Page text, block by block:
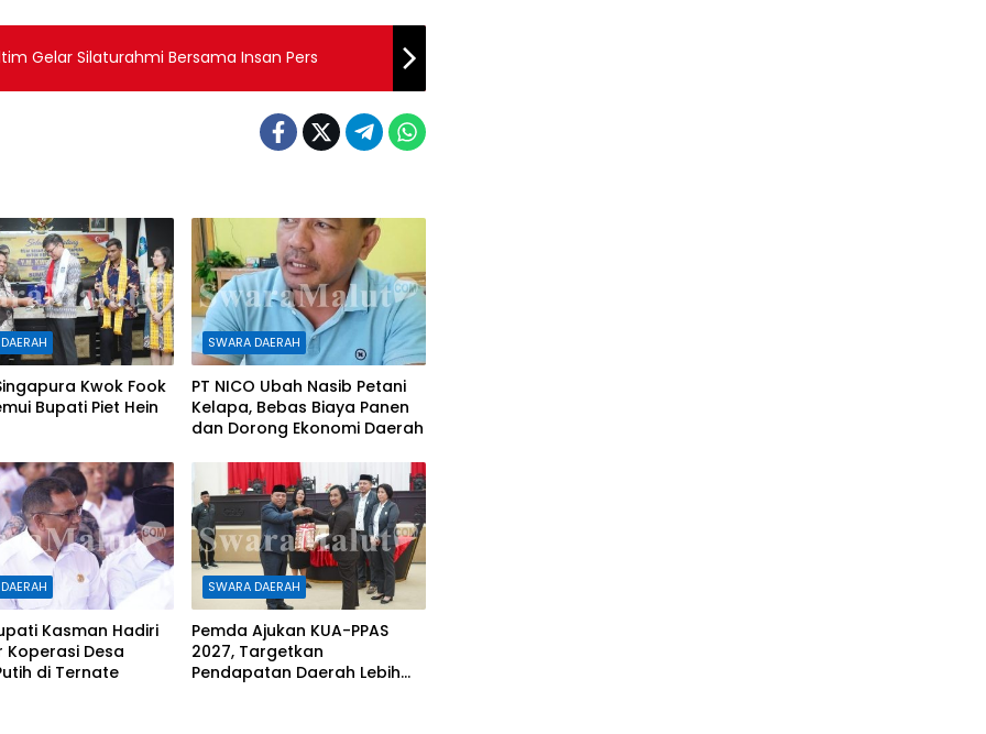
Gelar Silaturahmi Bersama Insan Pers
Kwok Fook
Bupati Piet Hein
SWARA DAERAH
PT NICO Ubah Nasib Petani
Kelapa, Bebas Biaya Panen
dan Dorong Ekonomi Daerah
Kasman Hadiri
Koperasi Desa
di Ternate
SWARA DAERAH
Pemda Ajukan KUA-PPAS
2027, Targetkan
Pendapatan Daerah Lebih